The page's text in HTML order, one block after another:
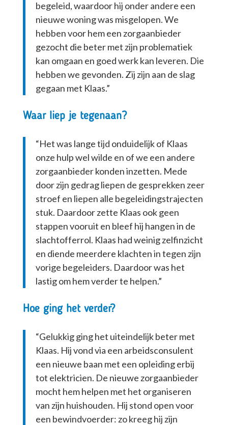
begeleid, waardoor hij onder andere een
nieuwe woning was misgelopen. We
hebben voor hem een zorgaanbieder
gezocht die beter met zijn problematiek
kan omgaan en goed werk kan leveren. Die
hebben we gevonden. Zij zijn aan de slag
gegaan met Klaas.”
Waar liep je tegenaan?
“Het was lange tijd onduidelijk of Klaas
onze hulp wel wilde en of we een andere
zorgaanbieder konden inzetten. Mede
door zijn gedrag liepen de gesprekken zeer
stroef en liepen alle begeleidingstrajecten
stuk. Daardoor zette Klaas ook geen
stappen vooruit en bleef hij hangen in de
slachtofferrol. Klaas had weinig zelfinzicht
en diende meerdere klachten in tegen zijn
vorige begeleiders. Daardoor was het
lastig om hem verder te helpen.”
Hoe ging het verder?
“Gelukkig ging het uiteindelijk beter met
Klaas. Hij vond via een arbeidsconsulent
een nieuwe baan met een opleiding erbij
tot elektricien. De nieuwe zorgaanbieder
mocht hem helpen met het organiseren
van zijn huishouden. Hij stond open voor
een bewindvoerder: zo kreeg hij zijn